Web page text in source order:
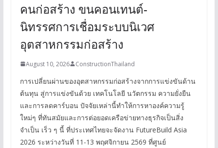
คนก่อสร้าง ขนคอนเทนต์-
นิทรรศการเชื่อมระบบนิเวศ
อุตสาหกรรมก่อสร้าง
August 10, 2026 ConstructionThailand
การเปลี่ยนผ่านของอุตสาหกรรมก่อสร้างจากการแข่งขันด้าน
ต้นทุน สู่การแข่งขันด้วย เทคโนโลยี นวัตกรรม ความยั่งยืน
และการลดคาร์บอน ปัจจัยเหล่านี้ทำให้การหาองค์ความรู้
ใหม่ๆ ที่ทันสมัยและการต่อยอดเครือข่ายทางธุรกิจเป็นสิ่ง
จำเป็น เร็ว ๆ นี้ ที่ประเทศไทยจะจัดงาน FutureBuild Asia
2026 ระหว่างวันที่ 11-13 พฤศจิกายน 2569 ที่ศูนย์